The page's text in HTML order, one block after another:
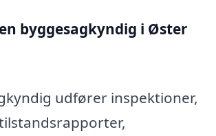
byggesagkyndig i Øster
udfører inspektioner,